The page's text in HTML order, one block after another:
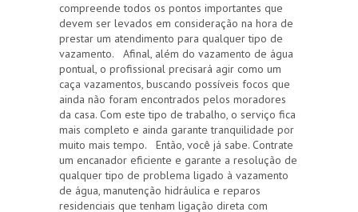
compreende todos os pontos importantes que
devem ser levados em consideração na hora de
prestar um atendimento para qualquer tipo de
vazamento. Afinal, além do vazamento de água
pontual, o profissional precisará agir como um
caça vazamentos, buscando possíveis focos que
ainda não foram encontrados pelos moradores
da casa. Com este tipo de trabalho, o serviço fica
mais completo e ainda garante tranquilidade por
muito mais tempo. Então, você já sabe. Contrate
um encanador eficiente e garante a resolução de
qualquer tipo de problema ligado à vazamento
de água, manutenção hidráulica e reparos
residenciais que tenham ligação direta com